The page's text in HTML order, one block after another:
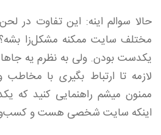
حالا سوالم اینه: این تفاوت در
مختلف سایت ممکنه مشکل‌زا
یکدست بودن. ولی به نظرم یه
لازمه تا ارتباط بگیری با
ممنون میشم راهنمایی کنید که
اینکه سایت شخصی هست و